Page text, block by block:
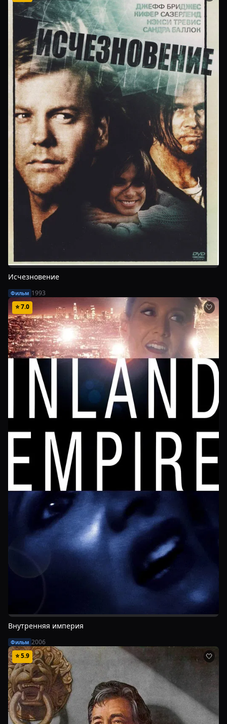
Исчезновение
Фильм 1993
⭐7.0 🤍
Внутренняя империя
Фильм 2006
⭐5.9 🤍